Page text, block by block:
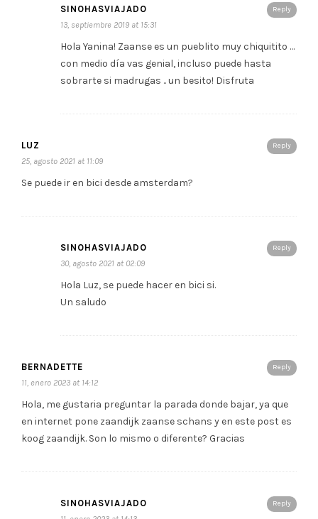
Reply
SINOHASVIAJADO
13, septiembre 2019 at 15:31
Hola Yanina! Zaanse es un pueblito muy chiquitito …
con medio día vas genial, incluso puede hasta
sobrarte si madrugas .. un besito! Disfruta
Reply
LUZ
25, agosto 2021 at 11:09
Se puede ir en bici desde amsterdam?
Reply
SINOHASVIAJADO
30, agosto 2021 at 02:09
Hola Luz, se puede hacer en bici si.
Un saludo
Reply
BERNADETTE
11, enero 2023 at 14:12
Hola, me gustaria preguntar la parada donde bajar, ya que
en internet pone zaandijk zaanse schans y en este post es
koog zaandijk. Son lo mismo o diferente? Gracias
Reply
SINOHASVIAJADO